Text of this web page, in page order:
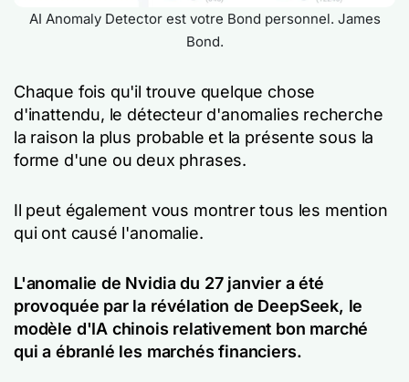
AI Anomaly Detector est votre Bond personnel. James
Bond.
Chaque fois qu'il trouve quelque chose
d'inattendu, le détecteur d'anomalies recherche
la raison la plus probable et la présente sous la
forme d'une ou deux phrases.
Il peut également vous montrer tous les mention
qui ont causé l'anomalie.
L'anomalie de Nvidia du 27 janvier a été
provoquée par la révélation de DeepSeek, le
modèle d'IA chinois relativement bon marché
qui a ébranlé les marchés financiers.